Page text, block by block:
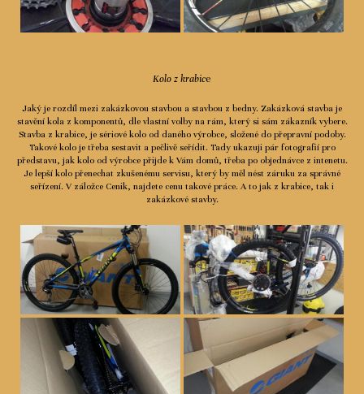
Kolo z krabice
Jaký je rozdíl mezi zakázkovou stavbou a stavbou z bedny. Zakázková stavba je
stavění kola z komponentů, dle vlastní volby na rám, který si sám zákazník vybere.
Stavba z krabice, je sériové kolo od daného výrobce, složené do přepravní podoby.
Takové kolo je třeba sestavit a pečlivě seřídit. Tady ukazuji pár fotografií pro
představu, jak kolo od výrobce přijde k Vám domů, třeba po objednávce z intenetu.
Je lepší kolo přenechat zkušenému servisu, který by měl nést záruku za správné
seřízení. V záložce Cenik, najdete cenu takové práce. A to jak z krabice, tak i
zakázkové stavby.